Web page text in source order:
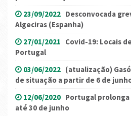
23/09/2022 Desconvocada
Algeciras (Espanha)
27/01/2021 Covid-19: Locais
Portugal
03/06/2022 (atualização)
de situação a partir de 6 de
12/06/2020 Portugal
até 30 de junho